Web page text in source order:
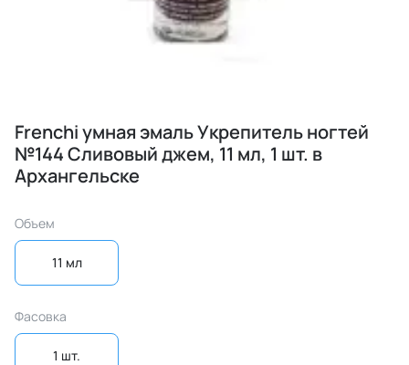
Frenchi умная эмаль Укрепитель ногтей
№144 Сливовый джем, 11 мл, 1 шт. в
Архангельске
Объем
11 мл
Фасовка
1 шт.